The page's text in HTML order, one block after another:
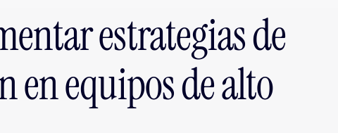
estrategias de
en equipos de alto